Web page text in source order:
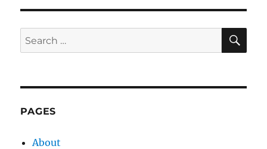
Search
for:
PAGES
About